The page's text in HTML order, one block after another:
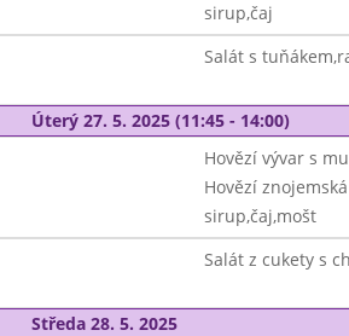
sirup,čaj
Salát s
Úterý 27. 5. 2025 (11:45 - 14:00)
Hovězí vývar s
Hovězí
sirup,čaj,mošt
Salát z cukety s
Středa 28. 5. 2025